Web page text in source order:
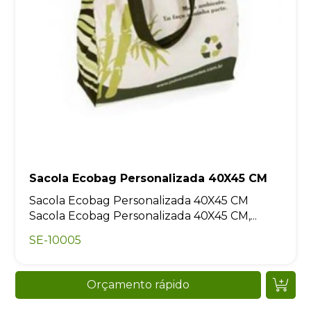
Sacola Ecobag Personalizada 40X45 CM
Sacola Ecobag Personalizada 40X45 CM
Sacola Ecobag Personalizada 40X45 CM,...
SE-10005
Orçamento rápido